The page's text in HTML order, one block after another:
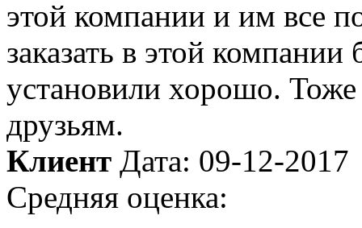
этой компании и им все
заказать в этой
установили хорошо. Тоже
друзьям.
Клиент Дата: 09-12-2017
Средняя оценка: